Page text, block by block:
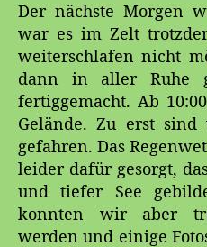
Der nächste Morgen
war es im Zelt
weiterschlafen nicht
dann in aller Ruhe
fertiggemacht. Ab
Gelände. Zu erst
gefahren. Das
leider dafür gesorgt,
und tiefer See
konnten wir aber
werden und einige